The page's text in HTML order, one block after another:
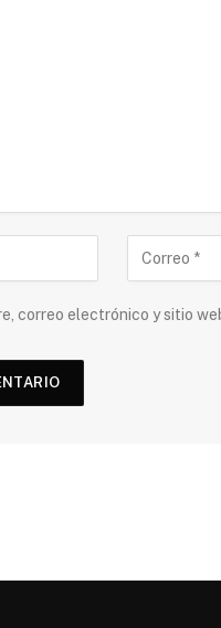
correo electrónico y sitio